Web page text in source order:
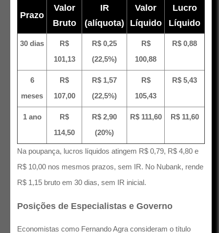
Prazo
Valor
Bruto
IR
(alíquota)
Valor
Líquido
Lucro
Líquido
30 dias
R$
101,13
R$ 0,25
(22,5%)
R$
100,88
R$ 0,88
6
meses
R$
107,00
R$ 1,57
(22,5%)
R$
105,43
R$ 5,43
1 ano
R$
114,50
R$ 2,90
(20%)
R$ 111,60 R$ 11,60
Na poupança, lucros líquidos atingem R$ 0,79, R$ 4,80 e
R$ 10,00 nos mesmos prazos, sem IR. No Nubank, rende
R$ 1,15 bruto em 30 dias, sem IR inicial.
Posições de Especialistas e Governo
Economistas como Fernando Agra consideram o título